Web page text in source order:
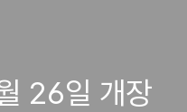
26일 개장